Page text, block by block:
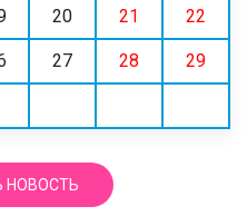
20 21 22
27 28 29
НОВОСТЬ